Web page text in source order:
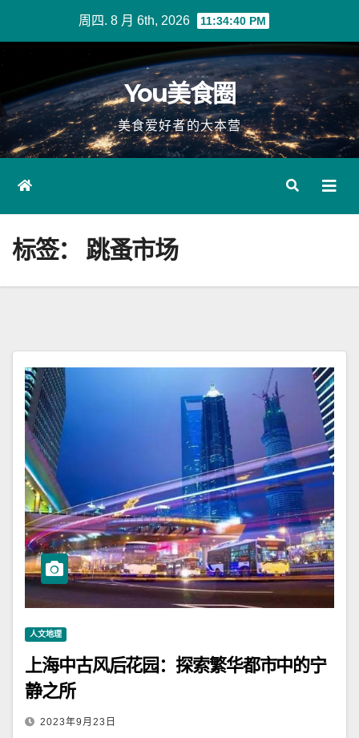
周四. 8 月 6th, 2026 11:34:41 PM
You美食圈
美食爱好者的大本营
标签： 跳蚤市场
人文地理
上海中古风后花园：探索繁华都市中的宁
静之所
2023年9月23日